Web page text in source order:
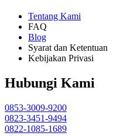
Tentang Kami
FAQ
Blog
Syarat dan Ketentuan
Kebijakan Privasi
Hubungi Kami
0853-3009-9200
0823-3451-9494
0822-1085-1689